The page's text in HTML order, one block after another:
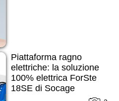
Piattaforma ragno
elettriche: la soluzione
100% elettrica ForSte
18SE di Socage